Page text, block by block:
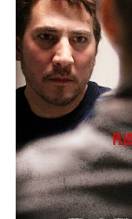
Ciné-
débats